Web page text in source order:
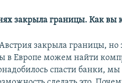
закрыла границы. Как вы
закрыла границы, но
в Европе можем найти
спасти банки,